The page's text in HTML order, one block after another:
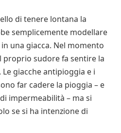
di tenere lontana la
semplicemente modellare
una giacca. Nel momento
proprio sudore fa sentire la
giacche antipioggia e i
far cadere la pioggia – e
impermeabilità – ma si
se si ha intenzione di